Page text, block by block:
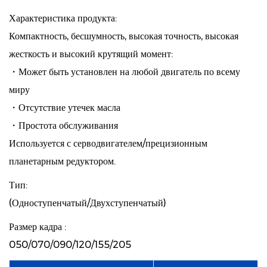
Характеристика продукта:
Компактность, бесшумность, высокая точность, высокая
жесткость и высокий крутящий момент:
・Может быть установлен на любой двигатель по всему
миру
・Отсутствие утечек масла
・Простота обслуживания
Используется с серводвигателем/прецизионным
планетарным редуктором.
Тип:
(Одноступенчатый/Двухступенчатый)
Размер кадра :
050/070/090/120/155/205